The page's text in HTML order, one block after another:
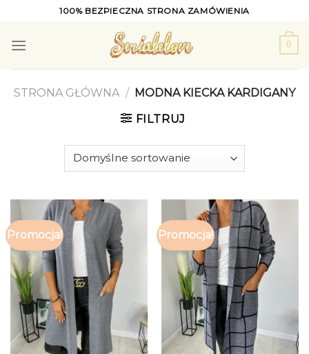
content
100% BEZPIECZNA STRONA ZAMÓWIENIA
0
STRONA GŁÓWNA / MODNA KIECKA KARDIGANY
FILTRUJ
Promocja! Promocja!